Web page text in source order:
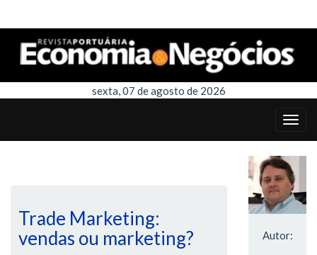
sexta, 07 de agosto de 2026
Trade Marketing:
vendas ou marketing?
Autor: